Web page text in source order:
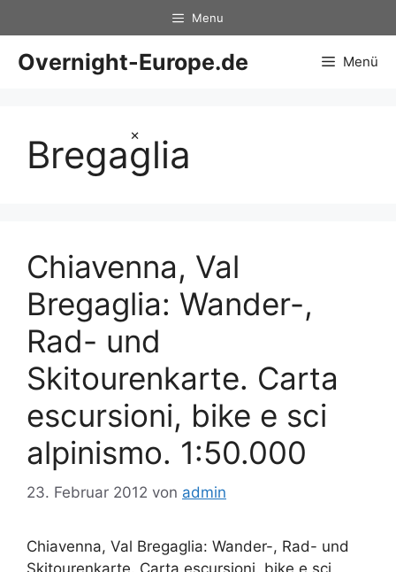
×
Inhalt
springen
Menu
Overnight-Europe.de Menü
Bregaglia
Chiavenna, Val
Bregaglia: Wander-,
Rad- und
Skitourenkarte. Carta
escursioni, bike e sci
alpinismo. 1:50.000
23. Februar 2012 von admin
Chiavenna, Val Bregaglia: Wander-, Rad- und
Skitourenkarte. Carta escursioni, bike e sci